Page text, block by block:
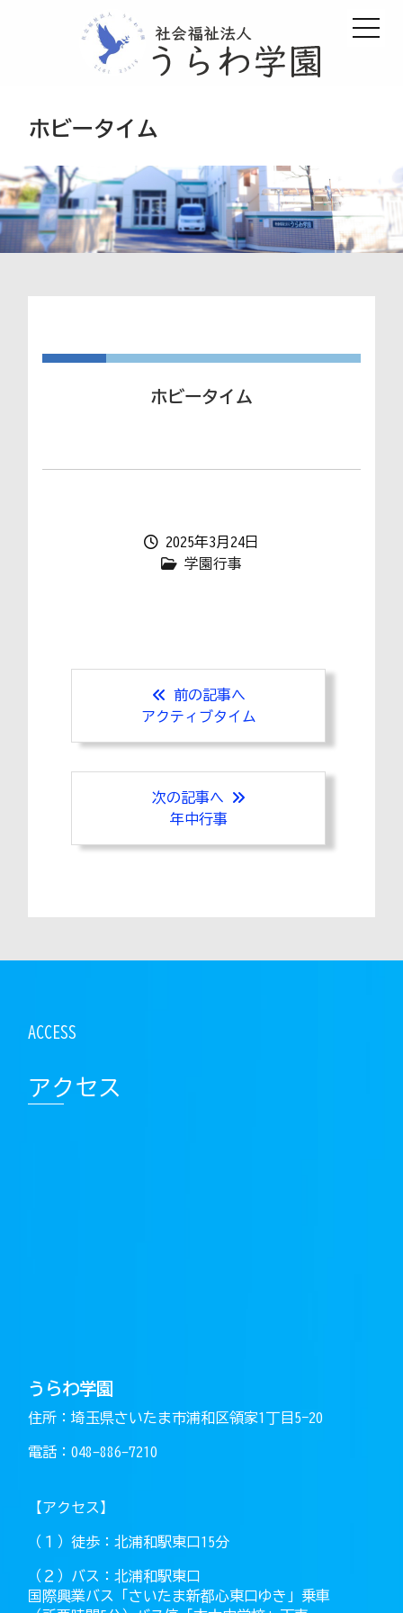
ホビータイム
ホビータイム
2025年3月24日
学園行事
前の記事へ
アクティブタイム
次の記事へ
年中行事
アクセス
うらわ学園
住所：埼玉県さいたま市浦和区領家1丁目5−20
電話：048-886-7210
【アクセス】
（１）徒歩：北浦和駅東口15分
（２）バス：北浦和駅東口
国際興業バス「さいたま新都心東口ゆき」乗車